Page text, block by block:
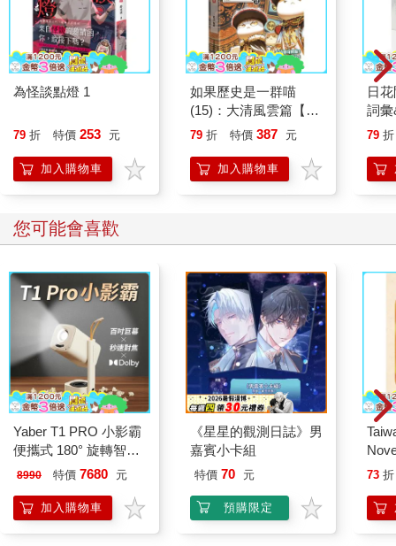
為怪談點燈 1
79 折 特價 253 元
加入購物車
如果歷史是一群喵
(15)：大清風雲篇【萌
貓漫畫學歷史】
79 折 特價 387 元
加入購物車
日
詞
79 折
您可能會喜歡
Yaber T1 PRO 小影霸
便攜式 180° 旋轉智能
投影機
8990 特價 7680 元
加入購物車
《星星的觀測日誌》男
嘉賓小卡組
特價 70 元
預購限定
73 折